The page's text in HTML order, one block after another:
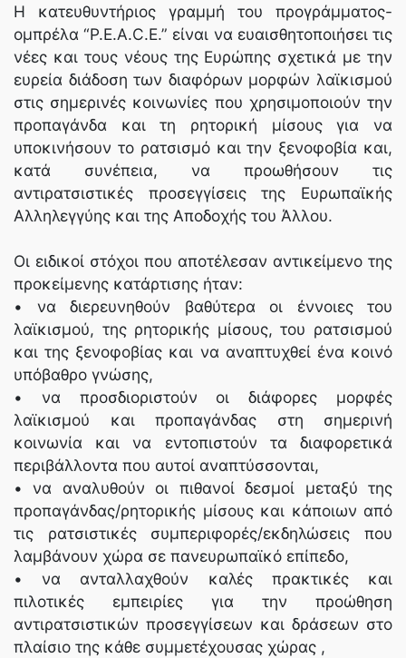
Η κατευθυντήριος γραμμή του προγράμματος-
ομπρέλα “P.E.A.C.E.” είναι να ευαισθητοποιήσει τις
νέες και τους νέους της Ευρώπης σχετικά με την
ευρεία διάδοση των διαφόρων μορφών λαϊκισμού
στις σημερινές κοινωνίες που χρησιμοποιούν την
προπαγάνδα και τη ρητορική μίσους για να
υποκινήσουν το ρατσισμό και την ξενοφοβία και,
κατά συνέπεια, να προωθήσουν τις
αντιρατσιστικές προσεγγίσεις της Ευρωπαϊκής
Αλληλεγγύης και της Αποδοχής του Άλλου.
Οι ειδικοί στόχοι που αποτέλεσαν αντικείμενο της
προκείμενης κατάρτισης ήταν:
• να διερευνηθούν βαθύτερα οι έννοιες του
λαϊκισμού, της ρητορικής μίσους, του ρατσισμού
και της ξενοφοβίας και να αναπτυχθεί ένα κοινό
υπόβαθρο γνώσης,
• να προσδιοριστούν οι διάφορες μορφές
λαϊκισμού και προπαγάνδας στη σημερινή
κοινωνία και να εντοπιστούν τα διαφορετικά
περιβάλλοντα που αυτοί αναπτύσσονται,
• να αναλυθούν οι πιθανοί δεσμοί μεταξύ της
προπαγάνδας/ρητορικής μίσους και κάποιων από
τις ρατσιστικές συμπεριφορές/εκδηλώσεις που
λαμβάνουν χώρα σε πανευρωπαϊκό επίπεδο,
• να ανταλλαχθούν καλές πρακτικές και
πιλοτικές εμπειρίες για την προώθηση
αντιρατσιστικών προσεγγίσεων και δράσεων στο
πλαίσιο της κάθε συμμετέχουσας χώρας ,